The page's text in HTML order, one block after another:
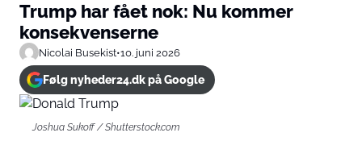
Trump har fået nok: Nu kommer
konsekvenserne
Nicolai Busekist•10. juni 2026
Følg nyheder24.dk på Google
Joshua Sukoff / Shutterstock.com